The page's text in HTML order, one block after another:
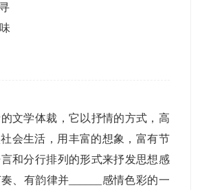
文学体裁，它以抒情的方式，高
社会生活，用丰富的想象，富有节
和分行排列的形式来抒发思想感
、有韵律并______感情色彩的一